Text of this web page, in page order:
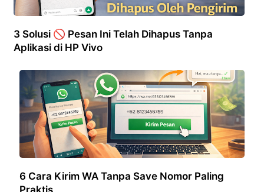
3 Solusi 🚫 Pesan Ini Telah Dihapus Tanpa
Aplikasi di HP Vivo
6 Cara Kirim WA Tanpa Save Nomor Paling
Praktis